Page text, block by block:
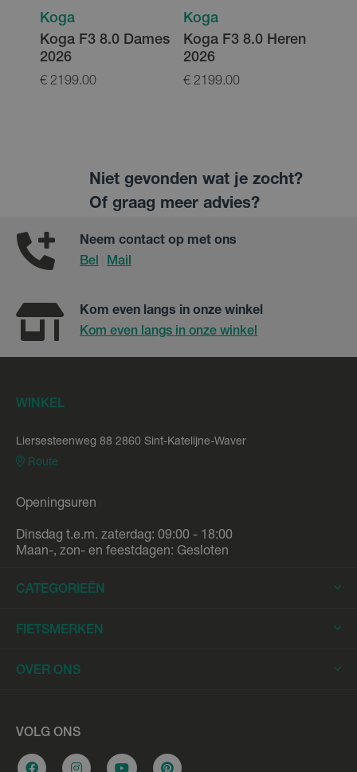
Koga
Koga F3 8.0 Dames
2026
€ 2199.00
Koga
Koga F3 8.0 Heren
2026
€ 2199.00
Niet gevonden wat je zocht?
Of graag meer advies?
Neem contact op met ons
Bel
Mail
Kom even langs in onze winkel
Kom even langs in onze winkel
WINKEL
Liersesteenweg 88 2860 Sint-Katelijne-Waver
Route
Openingsuren
Dinsdag t.e.m. zaterdag: 09:00 - 18:00
Maan-, zon- en feestdagen: Gesloten
CATEGORIEËN
Elektrische Fietsen
Elektrische Racefietsen
Elektrische Longtails
Elektrische Bakfietsen
FIETSMERKEN
Trek
OVER ONS
Werkplaats
Overname e-bike
VOLG ONS